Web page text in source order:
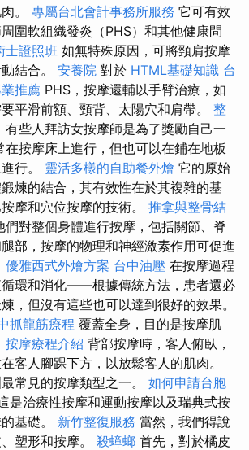
。 專屬台北會計事務所服務 它可有效
圍軟組織發炎（PHS）和其他健康問
士證照班 如無特殊原因，可將頸肩按摩
結合。 安養院 對於 HTML基礎知識 台
推薦 PHS，按摩還輔以手臂治療，如
平滑前額、頸背、太陽穴和肩帶。 整
有些人拜訪女按摩師是為了獎勵自己一
按摩床上進行，但也可以在鋪在地板
行。 靈活多樣的自助餐外燴 它的原始
煉的結合，其有效性在於其複雜的基
摩和穴位按摩的技術。 推拿與整骨結
們對整個身體進行按摩，包括關節、脊
部，按摩的物理和神經激素作用可促進
優雅西式外燴方案 台中油壓 在按摩過程
循環和消化——根據傳統方法，患者還必
，但沒有這些也可以達到很好的效果。
抓龍筋療程 覆蓋全身，目的是按摩肌
按摩療程介紹 背部按摩時，客人俯臥，
客人腳踝下方，以放鬆客人的肌肉。
常見的按摩類型之一。 如何申請台胞
是治療性按摩和運動按摩以及瑞典式按
基礎。 新竹整復服務 當然，我們得說
塑形和按摩。 殺蟑螂 首先，對於橘皮